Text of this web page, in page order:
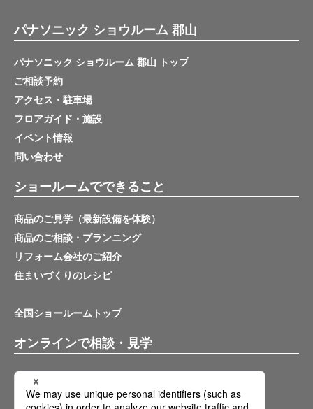
パナソニック ショウルーム 郡山
パナソニック ショウルーム 郡山 トップ
ご相談予約
アクセス・駐車場
フロアガイド・施設
イベント情報
問い合わせ
ショールームでできること
商品のご見学（最新設備を体験）
商品のご相談・プランニング
リフォーム会社のご紹介
住まいづくりのレシピ
全国ショールームトップ
オンラインで相談・見学
バーチャルショールーム
オンライン相談サービス